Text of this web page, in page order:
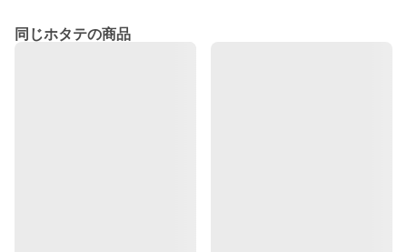
同じホタテの商品